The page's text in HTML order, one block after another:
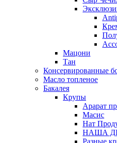
Мацони
Тан
Консервированные
Масло топленое
Бакалея
Крупы
Арарат
Масис
Нат
НАША
Разные